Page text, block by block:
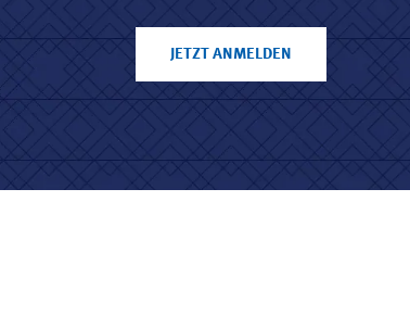
JETZT ANMELDEN